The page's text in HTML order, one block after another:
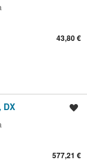
43,80 €
DX
577,21 €